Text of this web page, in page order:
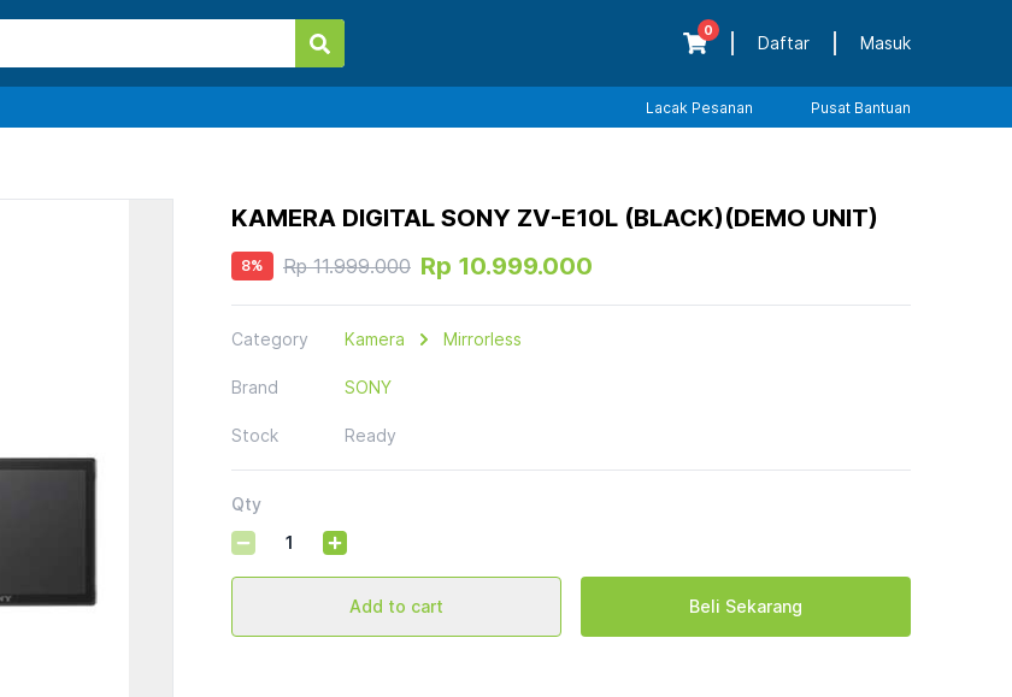
0
Daftar Masuk
Lacak Pesanan Pusat Bantuan
KAMERA DIGITAL SONY ZV-E10L (BLACK)(DEMO UNIT)
8% Rp 11.999.000 Rp 10.999.000
Category Kamera Mirrorless
Brand SONY
Stock Ready
Qty
Add to cart Beli Sekarang